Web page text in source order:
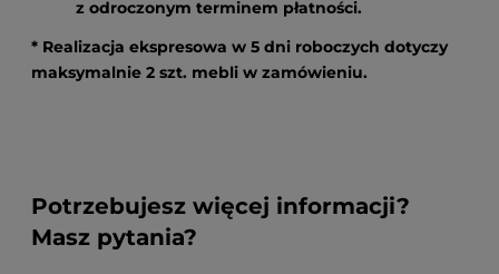
z odroczonym terminem płatności.
* Realizacja ekspresowa w 5 dni roboczych dotyczy
maksymalnie 2 szt. mebli w zamówieniu.
Potrzebujesz więcej informacji?
Masz pytania?